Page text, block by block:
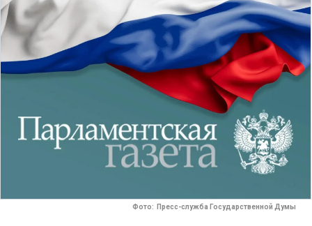
Фото: Пресс-служба Государственной Думы